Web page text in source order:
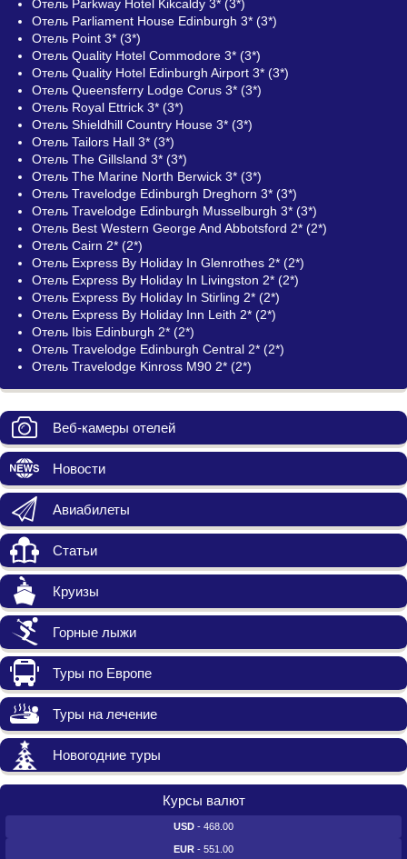
Отель Parkway Hotel Kikcaldy 3* (3*)
Отель Parliament House Edinburgh 3* (3*)
Отель Point 3* (3*)
Отель Quality Hotel Commodore 3* (3*)
Отель Quality Hotel Edinburgh Airport 3* (3*)
Отель Queensferry Lodge Corus 3* (3*)
Отель Royal Ettrick 3* (3*)
Отель Shieldhill Country House 3* (3*)
Отель Tailors Hall 3* (3*)
Отель The Gillsland 3* (3*)
Отель The Marine North Berwick 3* (3*)
Отель Travelodge Edinburgh Dreghorn 3* (3*)
Отель Travelodge Edinburgh Musselburgh 3* (3*)
Отель Best Western George And Abbotsford 2* (2*)
Отель Cairn 2* (2*)
Отель Express By Holiday In Glenrothes 2* (2*)
Отель Express By Holiday In Livingston 2* (2*)
Отель Express By Holiday In Stirling 2* (2*)
Отель Express By Holiday Inn Leith 2* (2*)
Отель Ibis Edinburgh 2* (2*)
Отель Travelodge Edinburgh Central 2* (2*)
Отель Travelodge Kinross M90 2* (2*)
Веб-камеры отелей
Новости
Авиабилеты
Статьи
Круизы
Горные лыжи
Туры по Европе
Туры на лечение
Новогодние туры
Курсы валют
USD - 468.00
EUR - 551.00